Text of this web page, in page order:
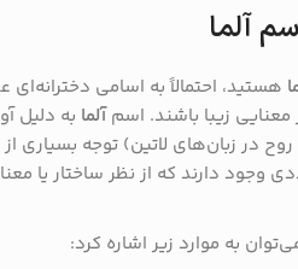
آلما
هستید، احتمالاً به اسامی دخترانه‌ای
زیبا باشند. اسمآلما به دلیل
در زبان‌های لاتین) توجه بسیاری از
دارند که از نظر ساختار یا
به موارد زیر اشاره کرد: